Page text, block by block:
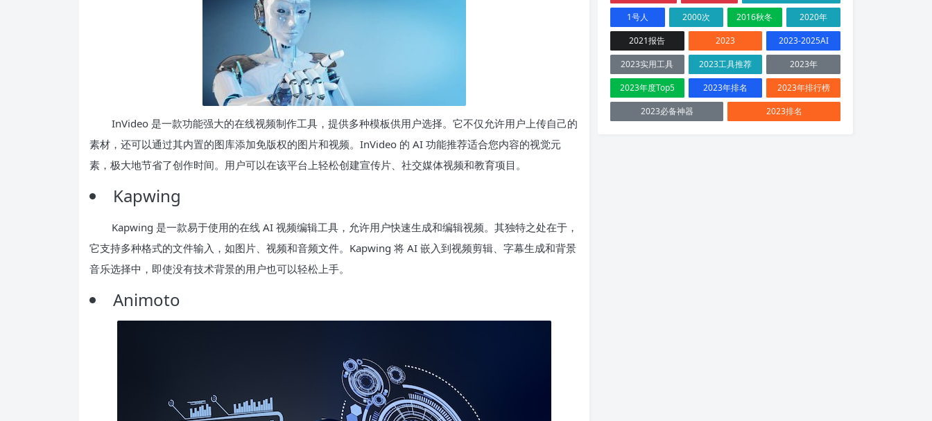
InVideo 是一款功能强大的在线视频制作工具，提供多种模板供用户选择。它不仅允许用户上传自己的
素材，还可以通过其内置的图库添加免版权的图片和视频。InVideo 的 AI 功能推荐适合您内容的视觉元
素，极大地节省了创作时间。用户可以在该平台上轻松创建宣传片、社交媒体视频和教育项目。
Kapwing
Kapwing 是一款易于使用的在线 AI 视频编辑工具，允许用户快速生成和编辑视频。其独特之处在于，
它支持多种格式的文件输入，如图片、视频和音频文件。Kapwing 将 AI 嵌入到视频剪辑、字幕生成和背景
音乐选择中，即使没有技术背景的用户也可以轻松上手。
Animoto
1号人
2000次 2016秋冬
2020年
2021报告
2023
2023-2025AI
2023实用工具
2023工具推荐
2023年
2023年度Top5
2023年排名
2023年排行榜
2023必备神器
2023排名